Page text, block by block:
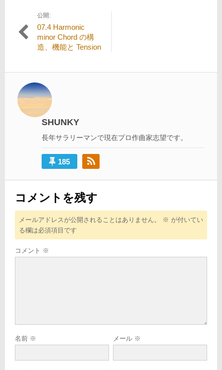
ー稿
ゲ
ー
シ
公開:
07.4 Harmonic
minor Chord の構
造、機能と Tension
SHUNKY
長年サラリーマンで現在プロ作曲家志望です。
185
コメントを残す
メールアドレスが公開されることはありません。 ※ が付いてい
る欄は必須項目です
コメント ※
名前 ※ メール ※